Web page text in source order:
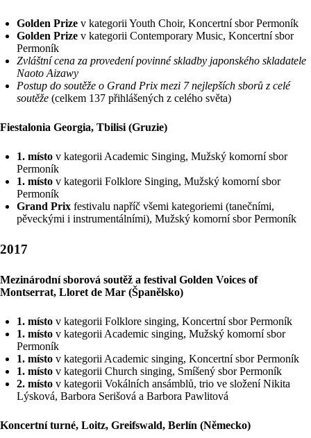
Golden Prize v kategorii Youth Choir, Koncertní sbor Permoník
Golden Prize v kategorii Contemporary Music, Koncertní sbor
Permoník
Zvláštní cena za provedení povinné skladby japonského skladatele
Naoto Aizawy
Postup do soutěže o Grand Prix mezi 7 nejlepších sborů z celé
soutěže (celkem 137 přihlášených z celého světa)
Fiestalonia Georgia, Tbilisi (Gruzie)
1. místo v kategorii Academic Singing, Mužský komorní sbor
Permoník
1. místo v kategorii Folklore Singing, Mužský komorní sbor
Permoník
Grand Prix festivalu napříč všemi kategoriemi (tanečními,
pěveckými i instrumentálními), Mužský komorní sbor Permoník
2017
Mezinárodní sborová soutěž a festival Golden Voices of
Montserrat, Lloret de Mar (Španělsko)
1. místo v kategorii Folklore singing, Koncertní sbor Permoník
1. místo v kategorii Academic singing, Mužský komorní sbor
Permoník
1. místo v kategorii Academic singing, Koncertní sbor Permoník
1. místo v kategorii Church singing, Smíšený sbor Permoník
2. místo v kategorii Vokálních ansámblů, trio ve složení Nikita
Lýsková, Barbora Serišová a Barbora Pawlitová
Koncertní turné, Loitz, Greifswald, Berlín (Německo)